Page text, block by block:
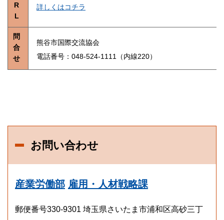
R
L
詳しくはコチラ
問
合
せ
熊谷市国際交流協会
電話番号：048-524-1111（内線220）
お問い合わせ
産業労働部 雇用・人材戦略課
郵便番号330-9301 埼玉県さいたま市浦和区高砂三丁